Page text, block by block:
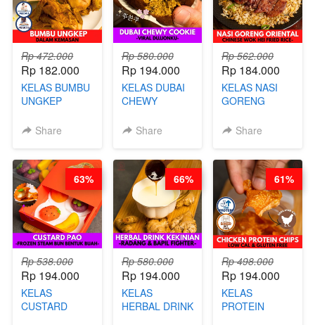
Rp 472.000
Rp 182.000
KELAS BUMBU
UNGKEP
KEMASAN - BY
Share
Rp 580.000
Rp 194.000
KELAS DUBAI
CHEWY
VIRAL
DITA
Share
Rp 562.000
Rp 184.000
KELAS NASI
GORENG
CHINESE WOK
CHEF
STEPHANIE
Share
Rp 538.000
Rp 194.000
KELAS
CUSTARD
63%
Rp 580.000
Rp 194.000
KELAS
HERBAL DRINK
66%
Rp 498.000
Rp 194.000
KELAS
PROTEIN
61%